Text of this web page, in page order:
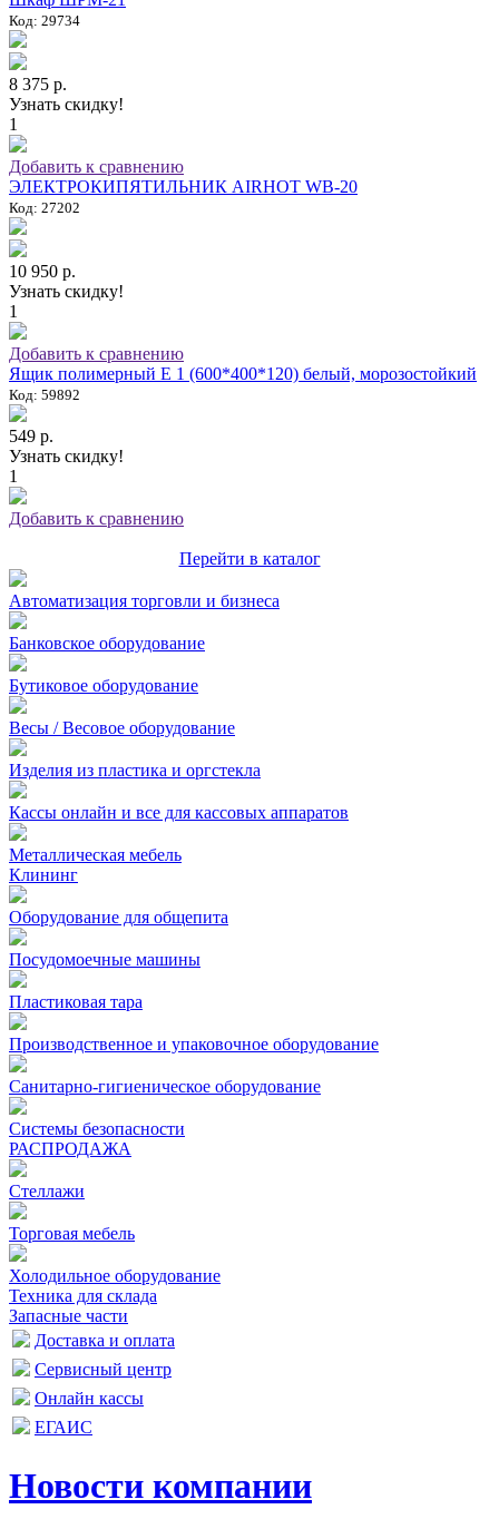
Код: 29734
8 375 р.
Узнать скидку!
1
Добавить к сравнению
ЭЛЕКТРОКИПЯТИЛЬНИК AIRHOT WB-20
Код: 27202
10 950 р.
Узнать скидку!
1
Добавить к сравнению
Ящик полимерный E 1 (600*400*120) белый, морозостойкий
Код: 59892
549 р.
Узнать скидку!
1
Добавить к сравнению
Перейти в каталог
Автоматизация торговли и бизнеса
Банковское оборудование
Бутиковое оборудование
Весы / Весовое оборудование
Изделия из пластика и оргстекла
Кассы онлайн и все для кассовых аппаратов
Металлическая мебель
Клининг
Оборудование для общепита
Посудомоечные машины
Пластиковая тара
Производственное и упаковочное оборудование
Санитарно-гигиеническое оборудование
Системы безопасности
РАСПРОДАЖА
Стеллажи
Торговая мебель
Холодильное оборудование
Техника для склада
Запасные части
Доставка и оплата
Сервисный центр
Онлайн кассы
ЕГАИС
Новости компании